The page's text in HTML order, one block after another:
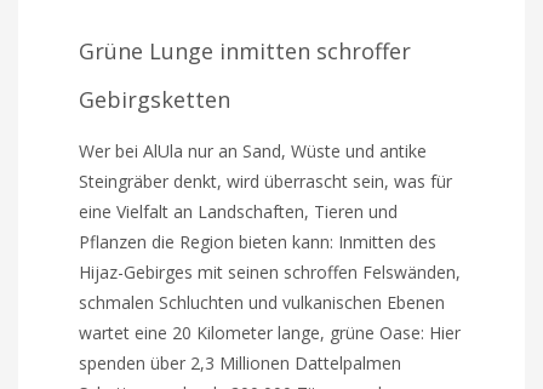
Grüne Lunge inmitten schroffer
Gebirgsketten
Wer bei AlUla nur an Sand, Wüste und antike
Steingräber denkt, wird überrascht sein, was für
eine Vielfalt an Landschaften, Tieren und
Pflanzen die Region bieten kann: Inmitten des
Hijaz-Gebirges mit seinen schroffen Felswänden,
schmalen Schluchten und vulkanischen Ebenen
wartet eine 20 Kilometer lange, grüne Oase: Hier
spenden über 2,3 Millionen Dattelpalmen